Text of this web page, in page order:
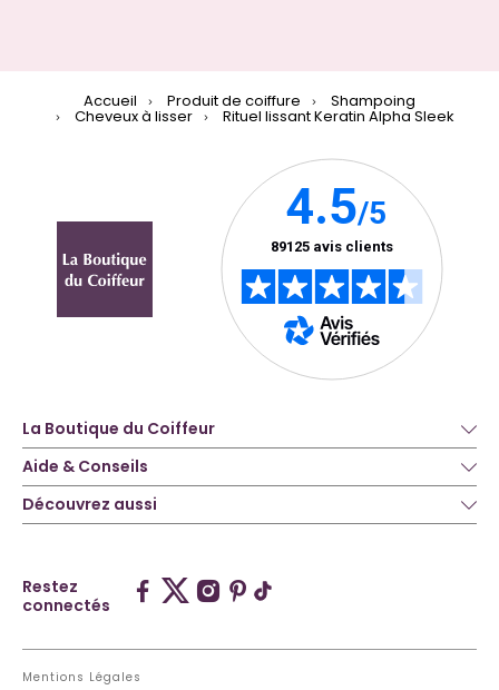
Accueil Produit de coiffure Shampoing
Cheveux à lisser Rituel lissant Keratin Alpha Sleek
La Boutique du Coiffeur
Aide & Conseils
Découvrez aussi
Restez
connectés
Mentions Légales